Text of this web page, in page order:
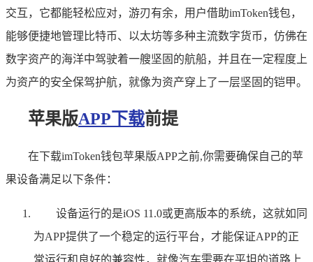
交互，它都能轻松应对，游刃有余，用户借助imToken钱包，
能够便捷地管理比特币、以太坊等多种主流数字货币，仿佛在
数字资产的海洋中驾驶着一艘坚固的航船，并且在一定程度上
为资产的安全保驾护航，就像为资产穿上了一层坚固的铠甲。
苹果版APP下载前提
在下载imToken钱包苹果版APP之前,你需要确保自己的苹
果设备满足以下条件：
设备运行的是iOS 11.0或更高版本的系统，这就如同
为APP提供了一个稳定的运行平台，才能保证APP的正
常运行和良好的兼容性，就像汽车需要在平坦的道路上